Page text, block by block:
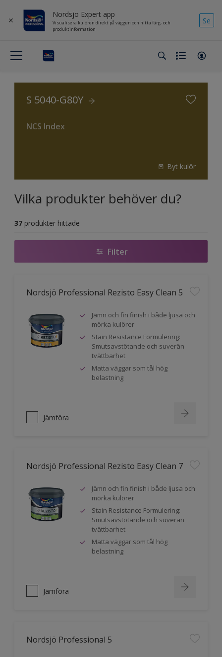
Nordsjö Expert app
Visualisera kulören direkt på väggen och hitta färg- och
produktinformation
Se
S 5040-G80Y
NCS Index
Byt kulör
Vilka produkter behöver du?
37 produkter hittade
Filter
Nordsjö Professional Rezisto Easy Clean 5
Jämn och fin finish i både ljusa och
mörka kulörer
Stain Resistance Formulering:
Smutsavstötande och suverän
tvättbarhet
Matta väggar som tål hög
belastning
Jämföra
Nordsjö Professional Rezisto Easy Clean 7
Jämn och fin finish i både ljusa och
mörka kulörer
Stain Resistance Formulering:
Smutsavstötande och suverän
tvättbarhet
Matta väggar som tål hög
belastning
Jämföra
Nordsjö Professional 5